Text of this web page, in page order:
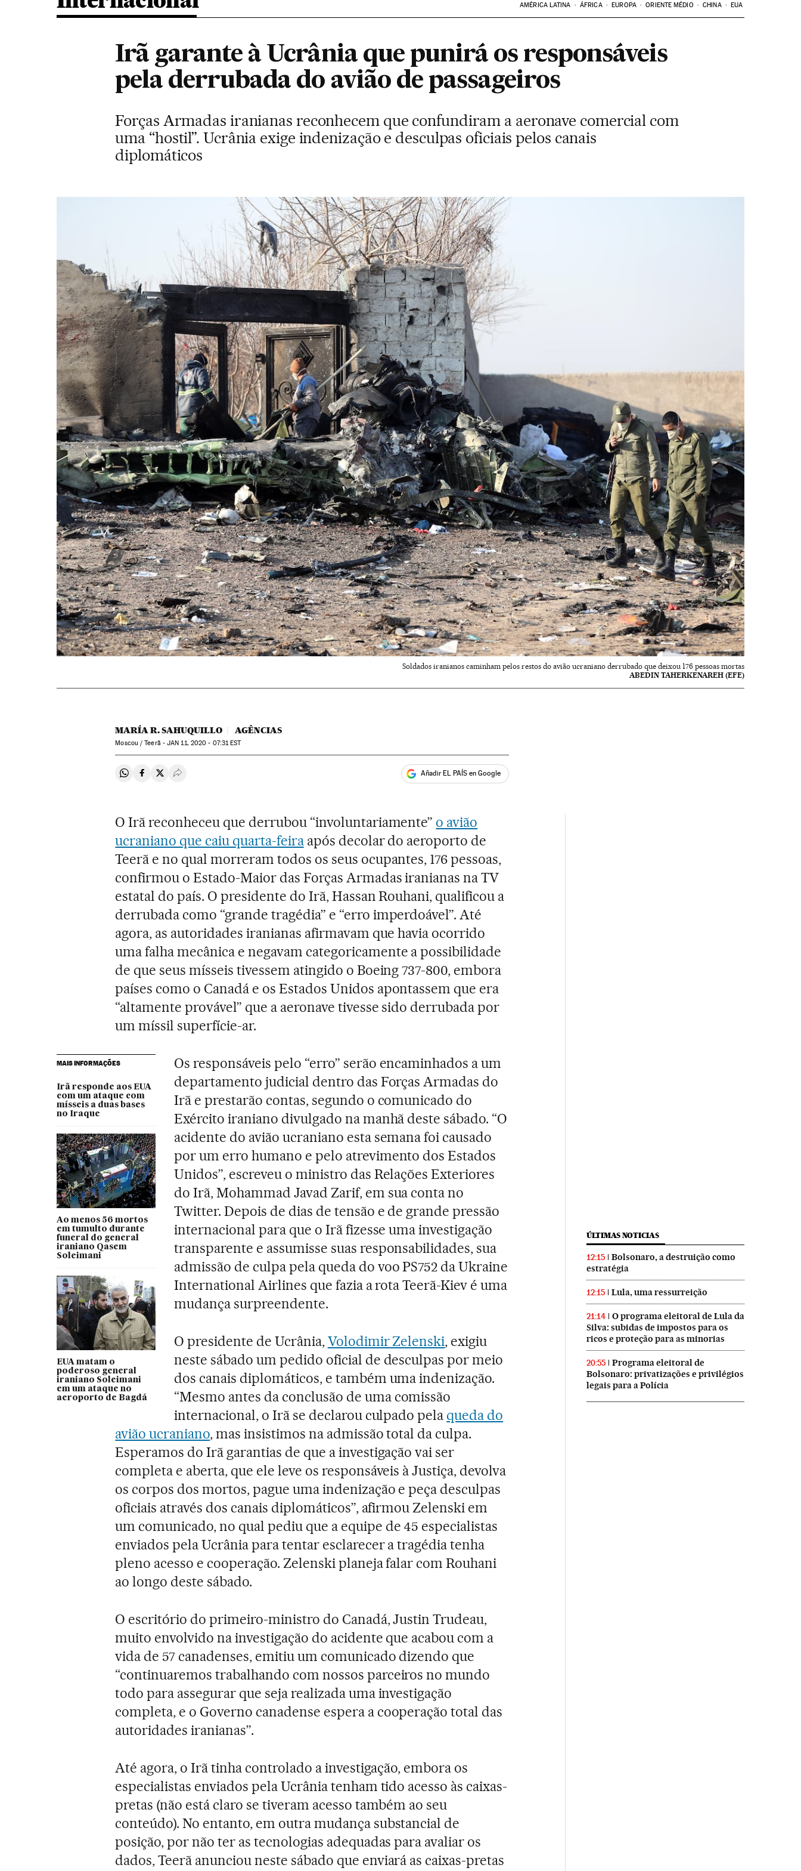
AMÉRICA LATINA ÁFRICA EUROPA ORIENTE MÉDIO CHINA EUA
Irã garante à Ucrânia que punirá os responsáveis
pela derrubada do avião de passageiros
Forças Armadas iranianas reconhecem que confundiram a aeronave comercial com
uma “hostil”. Ucrânia exige indenização e desculpas oficiais pelos canais
diplomáticos
Soldados iranianos caminham pelos restos do avião ucraniano derrubado que deixou 176 pessoas mortas
ABEDIN TAHERKENAREH (EFE)
MARÍA R. SAHUQUILLO AGÊNCIAS
Moscou / Teerã -JAN 11, 2020 - 07:31EST
Compartir en Whatsapp
Compartir en Facebook
Compartir en Twitter
Desplegar Redes Sociales Añadir EL PAÍS en Google
O Irã reconheceu que derrubou “involuntariamente” o avião
ucraniano que caiu quarta-feiraapós decolar do aeroporto de
Teerã e no qual morreram todos os seus ocupantes, 176 pessoas,
confirmou o Estado-Maior das Forças Armadas iranianas na TV
estatal do país. O presidente do Irã, Hassan Rouhani, qualificou a
derrubada como “grande tragédia” e “erro imperdoável”. Até
agora, as autoridades iranianas afirmavam que havia ocorrido
uma falha mecânica e negavam categoricamente a possibilidade
de que seus mísseis tivessem atingido o Boeing 737-800, embora
países como o Canadá e os Estados Unidos apontassem que era
“altamente provável” que a aeronave tivesse sido derrubada por
um míssil superfície-ar.
MAIS INFORMAÇÕES
Irã responde aos EUA
com um ataque com
mísseis a duas bases
no Iraque
Ao menos 56 mortos
em tumulto durante
funeral do general
iraniano Qasem
Soleimani
EUA matam o
poderoso general
iraniano Soleimani
em um ataque no
aeroporto de Bagdá
Os responsáveis pelo “erro” serão encaminhados a um
departamento judicial dentro das Forças Armadas do
Irã e prestarão contas, segundo o comunicado do
Exército iraniano divulgado na manhã deste sábado. “O
acidente do avião ucraniano esta semana foi causado
por um erro humano e pelo atrevimento dos Estados
Unidos”, escreveu o ministro das Relações Exteriores
do Irã, Mohammad Javad Zarif, em sua conta no
Twitter. Depois de dias de tensão e de grande pressão
internacional para que o Irã fizesse uma investigação
transparente e assumisse suas responsabilidades, sua
admissão de culpa pela queda do voo PS752 da Ukraine
International Airlines que fazia a rota Teerã-Kiev é uma
mudança surpreendente.
O presidente de Ucrânia,Volodimir Zelenski, exigiu
neste sábado um pedido oficial de desculpas por meio
dos canais diplomáticos, e também uma indenização.
“Mesmo antes da conclusão de uma comissão
internacional, o Irã se declarou culpado pela queda do
avião ucraniano, mas insistimos na admissão total da culpa.
Esperamos do Irã garantias de que a investigação vai ser
completa e aberta, que ele leve os responsáveis à Justiça, devolva
os corpos dos mortos, pague uma indenização e peça desculpas
oficiais através dos canais diplomáticos”, afirmou Zelenski em
um comunicado, no qual pediu que a equipe de 45 especialistas
enviados pela Ucrânia para tentar esclarecer a tragédia tenha
pleno acesso e cooperação. Zelenski planeja falar com Rouhani
ao longo deste sábado.
O escritório do primeiro-ministro do Canadá, Justin Trudeau,
muito envolvido na investigação do acidente que acabou com a
vida de 57 canadenses, emitiu um comunicado dizendo que
“continuaremos trabalhando com nossos parceiros no mundo
todo para assegurar que seja realizada uma investigação
completa, e o Governo canadense espera a cooperação total das
autoridades iranianas”.
Até agora, o Irã tinha controlado a investigação, embora os
especialistas enviados pela Ucrânia tenham tido acesso às caixas-
pretas (não está claro se tiveram acesso também ao seu
conteúdo). No entanto, em outra mudança substancial de
posição, por não ter as tecnologias adequadas para avaliar os
dados, Teerã anunciou neste sábado que enviará as caixas-pretas
ÚLTIMAS NOTICIAS
12:15
Bolsonaro, a destruição como
estratégia
12:15 Lula, uma ressurreição
21:14
O programa eleitoral de Lula da
Silva: subidas de impostos para os
ricos e proteção para as minorias
20:55
Programa eleitoral de
Bolsonaro: privatizações e privilégios
legais para a Polícia